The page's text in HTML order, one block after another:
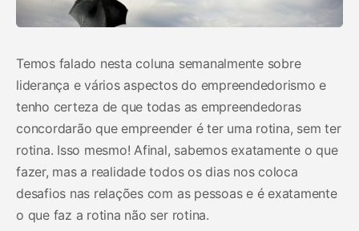
Temos falado nesta coluna semanalmente sobre
liderança e vários aspectos do empreendedorismo e
tenho certeza de que todas as empreendedoras
concordarão que empreender é ter uma rotina, sem ter
rotina. Isso mesmo! Afinal, sabemos exatamente o que
fazer, mas a realidade todos os dias nos coloca
desafios nas relações com as pessoas e é exatamente
o que faz a rotina não ser rotina.